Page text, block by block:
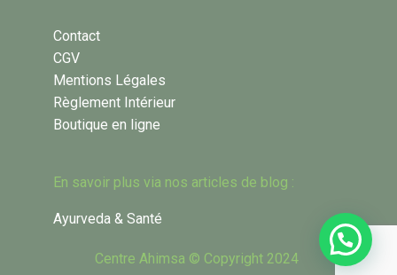
Contact
CGV
Mentions Légales
Règlement Intérieur
Boutique en ligne
En savoir plus via nos articles de blog :
Ayurveda & Santé
Centre Ahimsa © Copyright 2024